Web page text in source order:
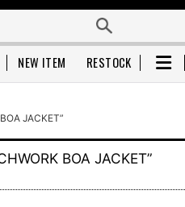
NEW ITEM RESTOCK
JACKET”
BOA JACKET”